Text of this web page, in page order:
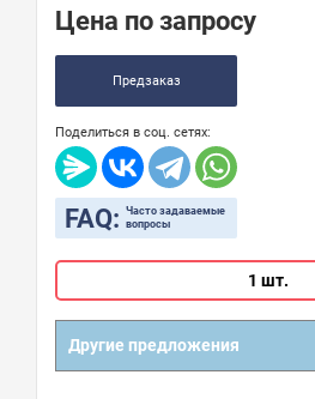
Цена по запросу
Предзаказ
Поделиться в соц. сетях:
FAQ: Часто задаваемые
вопросы
1 шт.
Другие предложения